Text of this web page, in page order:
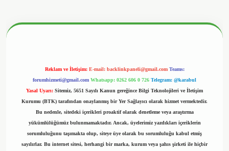
Reklam ve İletişim: E-mail: backlinkpaneli@gmail.com Teams:
forumhizmeti@gmail.com Whatsapp: 0262 606 0 726 Telegram: @karabul
Yasal Uyarı: Sitemiz, 5651 Sayılı Kanun gereğince Bilgi Teknolojileri ve İletişim
Kurumu (BTK) tarafından onaylanmış bir Yer Sağlayıcı olarak hizmet vermektedir.
Bu nedenle, sitedeki içerikleri proaktif olarak denetleme veya araştırma
yükümlülüğümüz bulunmamaktadır. Ancak, üyelerimiz yazdıkları içeriklerin
sorumluluğunu taşımakta olup, siteye üye olarak bu sorumluluğu kabul etmiş
sayılırlar. Bu internet sitesi, herhangi bir marka, kurum veya şahıs şirketi ile hiçbir